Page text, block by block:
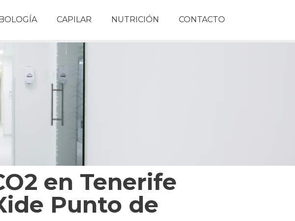
CAPILAR NUTRICIÓN CONTACTO
en Tenerife
Punto de